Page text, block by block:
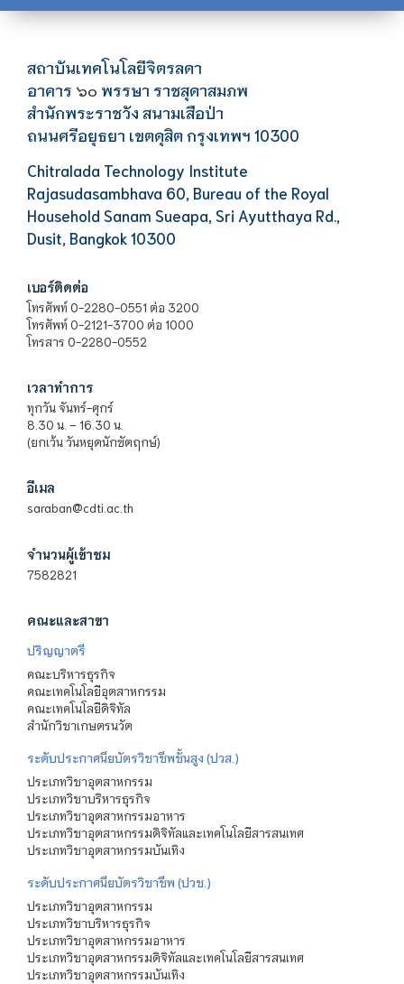
สถาบันเทคโนโลยีจิตรลดา
อาคาร ๖๐ พรรษา ราชสุดาสมภพ
สำนักพระราชวัง สนามเสือป่า
ถนนศรีอยุธยา เขตดุสิต กรุงเทพฯ 10300
Chitralada Technology Institute
Rajasudasambhava 60, Bureau of the Royal
Household Sanam Sueapa, Sri Ayutthaya Rd.,
Dusit, Bangkok 10300
เบอร์ติดต่อ
โทรศัพท์ 0-2280-0551 ต่อ 3200
โทรศัพท์ 0-2121-3700 ต่อ 1000
โทรสาร 0-2280-0552
เวลาทำการ
ทุกวัน จันทร์-ศุกร์
8.30 น. – 16.30 น.
(ยกเว้น วันหยุดนักขัตฤกษ์)
อีเมล
saraban@cdti.ac.th
จำนวนผู้เข้าชม
7582821
คณะและสาขา
ปริญญาตรี
คณะบริหารธุรกิจ
คณะเทคโนโลยีอุตสาหกรรม
คณะเทคโนโลยีดิจิทัล
สำนักวิชาเกษตรนวัต
ระดับประกาศนียบัตรวิชาชีพชั้นสูง (ปวส.)
ประเภทวิชาอุตสาหกรรม
ประเภทวิชาบริหารธุรกิจ
ประเภทวิชาอุตสาหกรรมอาหาร
ประเภทวิชาอุตสาหกรรมดิจิทัลและเทคโนโลยีสารสนเทศ
ประเภทวิชาอุตสาหกรรมบันเทิง
ระดับประกาศนียบัตรวิชาชีพ (ปวช.)
ประเภทวิชาอุตสาหกรรม
ประเภทวิชาบริหารธุรกิจ
ประเภทวิชาอุตสาหกรรมอาหาร
ประเภทวิชาอุตสาหกรรมดิจิทัลและเทคโนโลยีสารสนเทศ
ประเภทวิชาอุตสาหกรรมบันเทิง